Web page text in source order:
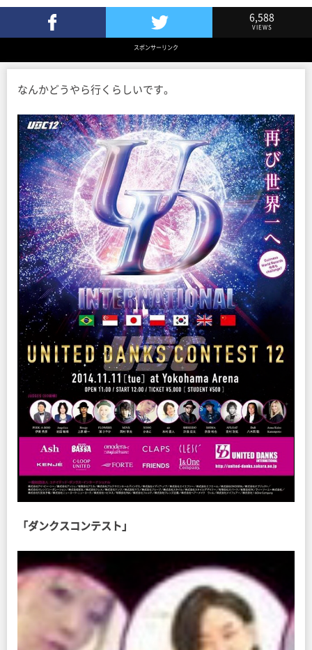
Twitterでツイート
6,588
VIEWS
スポンサーリンク
なんかどうやら行くらしいです。
「ダンクスコンテスト」